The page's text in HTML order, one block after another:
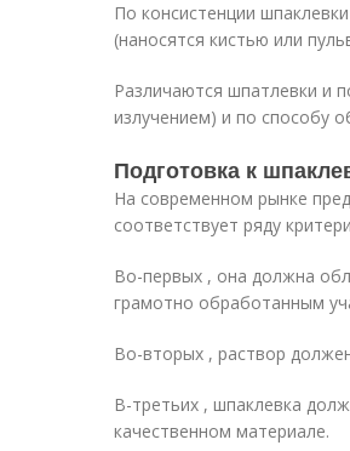
По консистенции
(наносятся кистью или
Различаются шпатлевки и
излучением) и по способу
Подготовка к
На современном рынке
соответствует ряду
Во-первых , она должна
грамотно обработанным
Во-вторых , раствор
В-третьих , шпаклевка
качественном материале.